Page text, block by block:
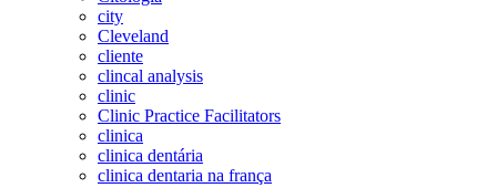
city
Cleveland
cliente
clincal analysis
clinic
Clinic Practice Facilitators
clinica
clinica dentária
clinica dentaria na frança